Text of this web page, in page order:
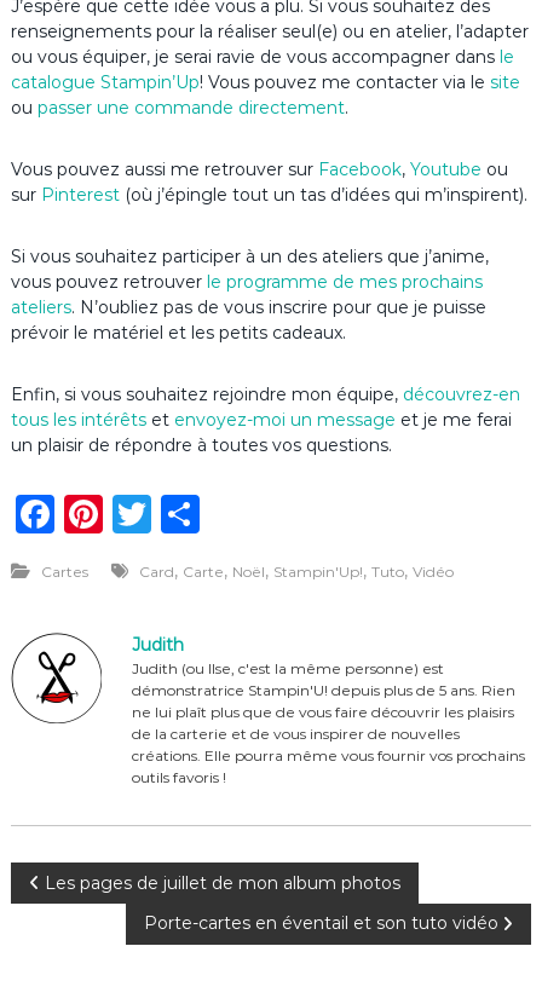
J’espère que cette idée vous a plu. Si vous souhaitez des
renseignements pour la réaliser seul(e) ou en atelier, l’adapter
ou vous équiper, je serai ravie de vous accompagner dans le
catalogue Stampin’Up! Vous pouvez me contacter via le site
ou passer une commande directement.
Vous pouvez aussi me retrouver sur Facebook, Youtube ou
sur Pinterest (où j’épingle tout un tas d’idées qui m’inspirent).
Si vous souhaitez participer à un des ateliers que j’anime,
vous pouvez retrouverle programme de mes prochains
ateliers. N’oubliez pas de vous inscrire pour que je puisse
prévoir le matériel et les petits cadeaux.
Enfin, si vous souhaitez rejoindre mon équipe, découvrez-en
tous les intérêtset envoyez-moi un message et je me ferai
un plaisir de répondre à toutes vos questions.
F
c
e
b
o
Pi
n
te
re
st
T
it
te
r
P
ta
er
Cartes Card, Carte, Noël, Stampin'Up!, Tuto, Vidéo
Judith
Judith (ou Ilse, c'est la même personne) est
démonstratrice Stampin'U! depuis plus de 5 ans. Rien
ne lui plaît plus que de vous faire découvrir les plaisirs
de la carterie et de vous inspirer de nouvelles
créations. Elle pourra même vous fournir vos prochains
outils favoris !
N Les pages de juillet de mon album photos
Porte-cartes en éventail et son tuto vidéo